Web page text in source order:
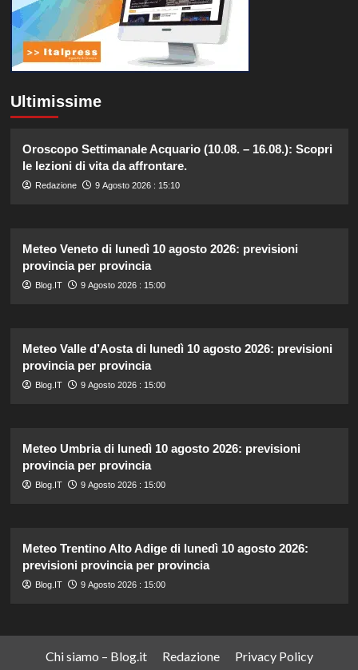
Ultimissime
Oroscopo Settimanale Acquario (10.08. – 16.08.): Scopri
le lezioni di vita da affrontare.
Redazione 9 Agosto 2026 : 15:10
Meteo Veneto di lunedì 10 agosto 2026: previsioni
provincia per provincia
Blog.IT 9 Agosto 2026 : 15:00
Meteo Valle d’Aosta di lunedì 10 agosto 2026: previsioni
provincia per provincia
Blog.IT 9 Agosto 2026 : 15:00
Meteo Umbria di lunedì 10 agosto 2026: previsioni
provincia per provincia
Blog.IT 9 Agosto 2026 : 15:00
Meteo Trentino Alto Adige di lunedì 10 agosto 2026:
previsioni provincia per provincia
Blog.IT 9 Agosto 2026 : 15:00
Chi siamo – Blog.it Redazione Privacy Policy